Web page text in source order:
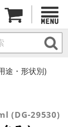
途・形状別)
(DG-29530)